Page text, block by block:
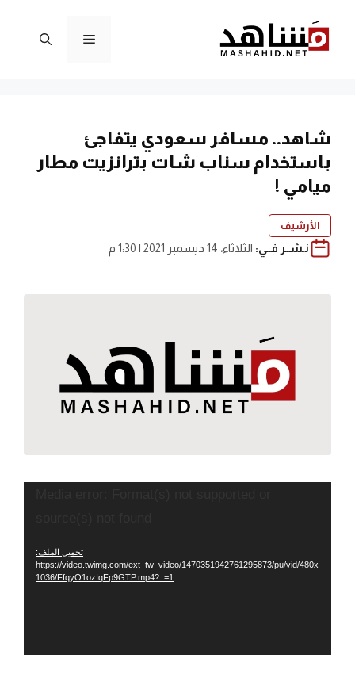
المحتوى
القائمة
شاهد.. مسافر سعودي يتفاجئ
باستخدام سناب شات بترانزيت مطار
ميامي !
الأرشيف
نـشــر فــي: الثلاثاء، 14 ديسمبر 2021 | 1:30 م
تحميل الملف:
https://video.twimg.com/ext_tw_video/1470351942761295873/pu/vid/480x
1036/FfqyO1ozIqFp9GTP.mp4?_=1